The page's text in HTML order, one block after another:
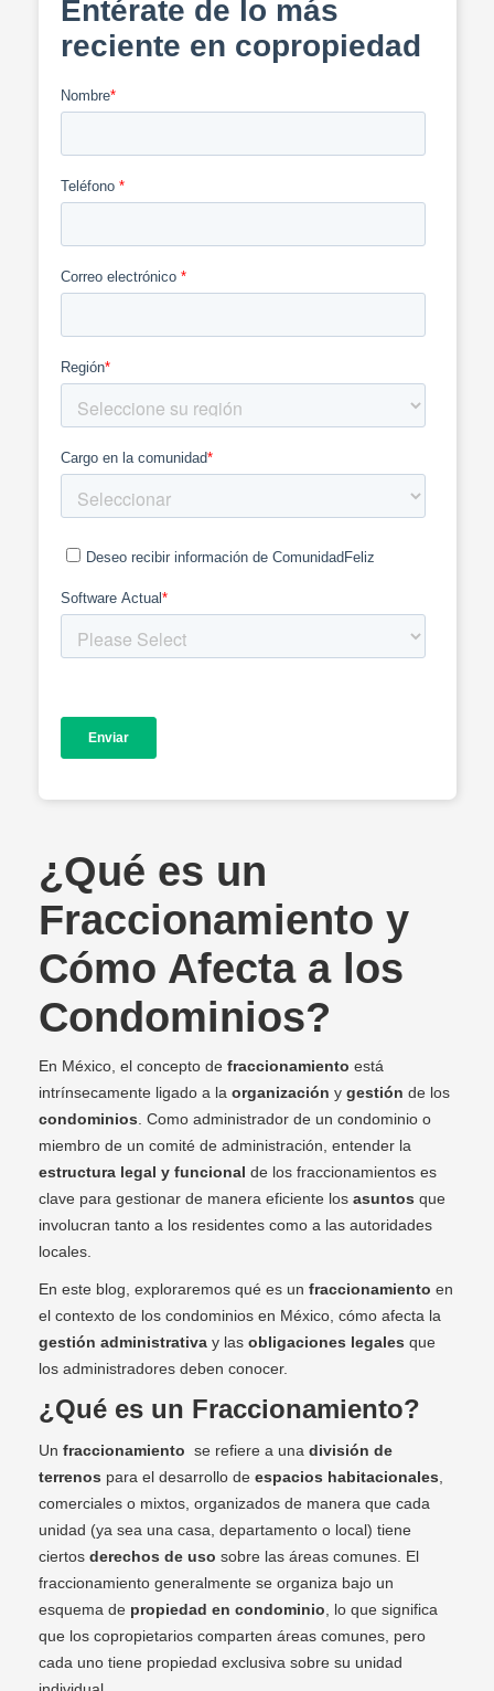
¿Qué es un
Fraccionamiento y
Cómo Afecta a los
Condominios?
En México, el concepto de fraccionamiento está
intrínsecamente ligado a la organización y gestión de los
condominios . Como administrador de un condominio o
miembro de un comité de administración, entender la
estructura legal y funcional de los fraccionamientos es
clave para gestionar de manera eficiente los asuntos que
involucran tanto a los residentes como a las autoridades
locales.
En este blog, exploraremos qué es un fraccionamiento en
el contexto de los condominios en México, cómo afecta la
gestión administrativay las obligaciones legales que
los administradores deben conocer.
¿Qué es un Fraccionamiento?
Un fraccionamiento se refiere a una división de
terrenos para el desarrollo de espacios habitacionales
comerciales o mixtos, organizados de manera que cada
unidad (ya sea una casa, departamento o local) tiene
ciertos derechos de uso sobre las áreas comunes. El
fraccionamiento generalmente se organiza bajo un
esquema de propiedad en condominio , lo que significa
que los copropietarios comparten áreas comunes, pero
cada uno tiene propiedad exclusiva sobre su unidad